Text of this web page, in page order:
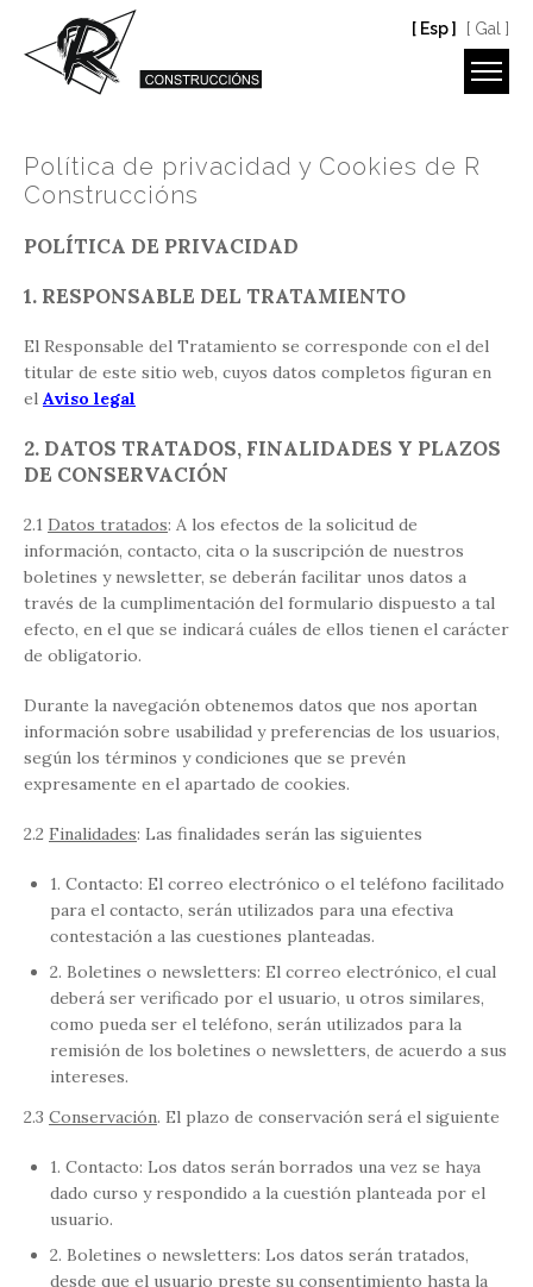
[ Esp ] [ Gal ]
Política de privacidad y Cookies de R
Construccións
POLÍTICA DE PRIVACIDAD
1. RESPONSABLE DEL TRATAMIENTO
El Responsable del Tratamiento se corresponde con el del
titular de este sitio web, cuyos datos completos figuran en
el Aviso legal
2. DATOS TRATADOS, FINALIDADES Y PLAZOS
DE CONSERVACIÓN
2.1 Datos tratados: A los efectos de la solicitud de
información, contacto, cita o la suscripción de nuestros
boletines y newsletter, se deberán facilitar unos datos a
través de la cumplimentación del formulario dispuesto a tal
efecto, en el que se indicará cuáles de ellos tienen el carácter
de obligatorio.
Durante la navegación obtenemos datos que nos aportan
información sobre usabilidad y preferencias de los usuarios,
según los términos y condiciones que se prevén
expresamente en el apartado de cookies.
2.2 Finalidades: Las finalidades serán las siguientes
1. Contacto: El correo electrónico o el teléfono facilitado
para el contacto, serán utilizados para una efectiva
contestación a las cuestiones planteadas.
2. Boletines o newsletters: El correo electrónico, el cual
deberá ser verificado por el usuario, u otros similares,
como pueda ser el teléfono, serán utilizados para la
remisión de los boletines o newsletters, de acuerdo a sus
intereses.
2.3 Conservación. El plazo de conservación será el siguiente
1. Contacto: Los datos serán borrados una vez se haya
dado curso y respondido a la cuestión planteada por el
usuario.
2. Boletines o newsletters: Los datos serán tratados,
desde que el usuario preste su consentimiento hasta la